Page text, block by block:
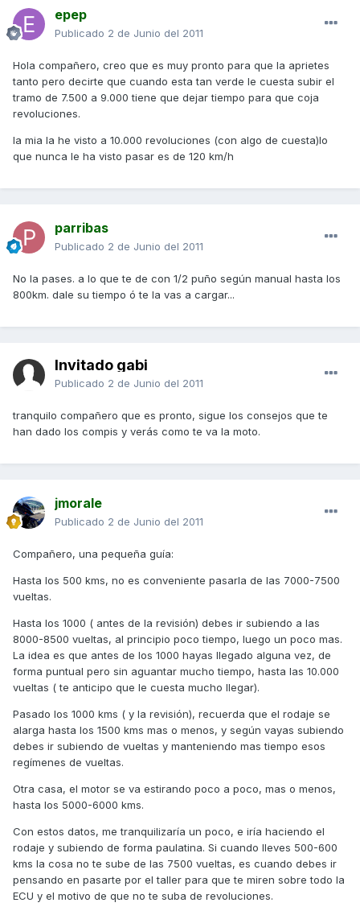
epep
Publicado 2 de Junio del 2011
Hola compañero, creo que es muy pronto para que la aprietes
tanto pero decirte que cuando esta tan verde le cuesta subir el
tramo de 7.500 a 9.000 tiene que dejar tiempo para que coja
revoluciones.
la mia la he visto a 10.000 revoluciones (con algo de cuesta)lo
que nunca le ha visto pasar es de 120 km/h
parribas
Publicado 2 de Junio del 2011
No la pases. a lo que te de con 1/2 puño según manual hasta los
800km. dale su tiempo ó te la vas a cargar...
Invitado gabi
Publicado 2 de Junio del 2011
tranquilo compañero que es pronto, sigue los consejos que te
han dado los compis y verás como te va la moto.
jmorale
Publicado 2 de Junio del 2011
Compañero, una pequeña guía:
Hasta los 500 kms, no es conveniente pasarla de las 7000-7500
vueltas.
Hasta los 1000 ( antes de la revisión) debes ir subiendo a las
8000-8500 vueltas, al principio poco tiempo, luego un poco mas.
La idea es que antes de los 1000 hayas llegado alguna vez, de
forma puntual pero sin aguantar mucho tiempo, hasta las 10.000
vueltas ( te anticipo que le cuesta mucho llegar).
Pasado los 1000 kms ( y la revisión), recuerda que el rodaje se
alarga hasta los 1500 kms mas o menos, y según vayas subiendo
debes ir subiendo de vueltas y manteniendo mas tiempo esos
regímenes de vueltas.
Otra casa, el motor se va estirando poco a poco, mas o menos,
hasta los 5000-6000 kms.
Con estos datos, me tranquilizaría un poco, e iría haciendo el
rodaje y subiendo de forma paulatina. Si cuando lleves 500-600
kms la cosa no te sube de las 7500 vueltas, es cuando debes ir
pensando en pasarte por el taller para que te miren sobre todo la
ECU y el motivo de que no te suba de revoluciones.